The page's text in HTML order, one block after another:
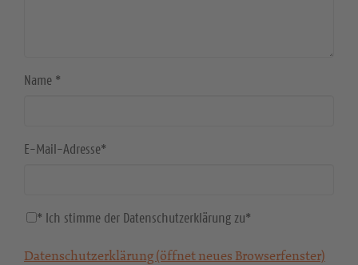
Name *
E-Mail-Adresse*
* Ich stimme der Datenschutzerklärung zu*
Datenschutzerklärung (öffnet neues Browserfenster)